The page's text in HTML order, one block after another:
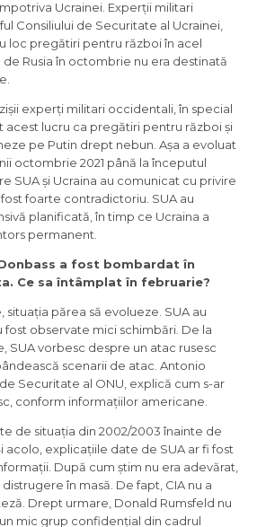
Ucrainei. Experții militari
Consiliului de Securitate al Ucrainei,
loc pregătiri pentru război în acel
Rusia în octombrie nu era destinată
experți militari occidentali, în special
acest lucru ca pregătiri pentru război și
pe Putin drept nebun. Așa a evoluat
octombrie 2021 până la începutul
SUA și Ucraina au comunicat cu privire
foarte contradictoriu. SUA au
planificată, în timp ce Ucraina a
permanent.
a fost bombardat în
Ce sa întâmplat în februarie?
situația părea să evolueze. SUA au
fost observate mici schimbări. De la
SUA vorbesc despre un atac rusesc
scenarii de atac. Antonio
Securitate al ONU, explică cum s-ar
conform informațiilor americane.
de situația din 2002/2003 înainte de
acolo, explicațiile date de SUA ar fi fost
După cum știm nu era adevărat,
în masă. De fapt, CIA nu a
Drept urmare, Donald Rumsfeld nu
mic grup confidențial din cadrul